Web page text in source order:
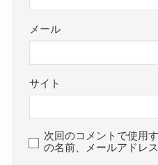
メール
サイト
次回のコメントで使用
の名前、メールアドレ